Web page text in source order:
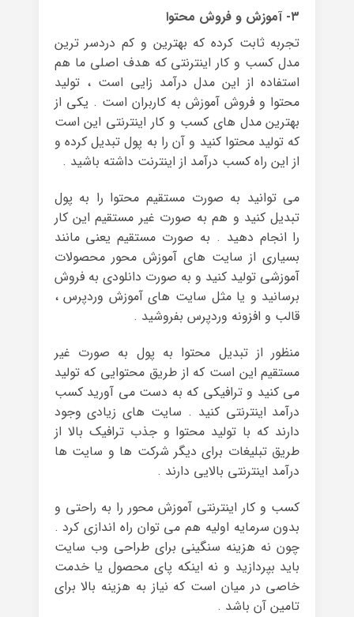
۳- آموزش و فروش محتوا
تجربه ثابت کرده که بهترین و کم دردسر ترین
مدل کسب و کار اینترنتی که هدف اصلی ما هم
استفاده از این مدل درآمد زایی است ، تولید
محتوا و فروش آموزش به کاربران است . یکی از
بهترین مدل های کسب و کار اینترنتی این است
که تولید محتوا کنید و آن را به پول تبدیل کرده و
از این راه کسب درآمد از اینترنت داشته باشید .
می توانید به صورت مستقیم محتوا را به پول
تبدیل کنید و هم به صورت غیر مستقیم این کار
را انجام دهید . به صورت مستقیم یعنی مانند
بسیاری از سایت های آموزش محور محصولات
آموزشی تولید کنید و به صورت دانلودی به فروش
برسانید و یا مثل سایت های آموزش وردپرس ،
قالب و افزونه وردپرس بفروشید .
منظور از تبدیل محتوا به پول به صورت غیر
مستقیم این است که از طریق محتوایی که تولید
می کنید و ترافیکی که به دست می آورید کسب
درآمد اینترنتی کنید . سایت های زیادی وجود
دارند که با تولید محتوا و جذب ترافیک بالا از
طریق تبلیغات برای دیگر شرکت ها و سایت ها
درآمد اینترنتی بالایی دارند .
کسب و کار اینترنتی آموزش محور را به راحتی و
بدون سرمایه اولیه هم می توان راه اندازی کرد .
چون نه هزینه سنگینی برای طراحی وب سایت
باید بپردازید و نه اینکه پای محصول یا خدمت
خاصی در میان است که نیاز به هزینه بالا برای
تامین آن باشد .